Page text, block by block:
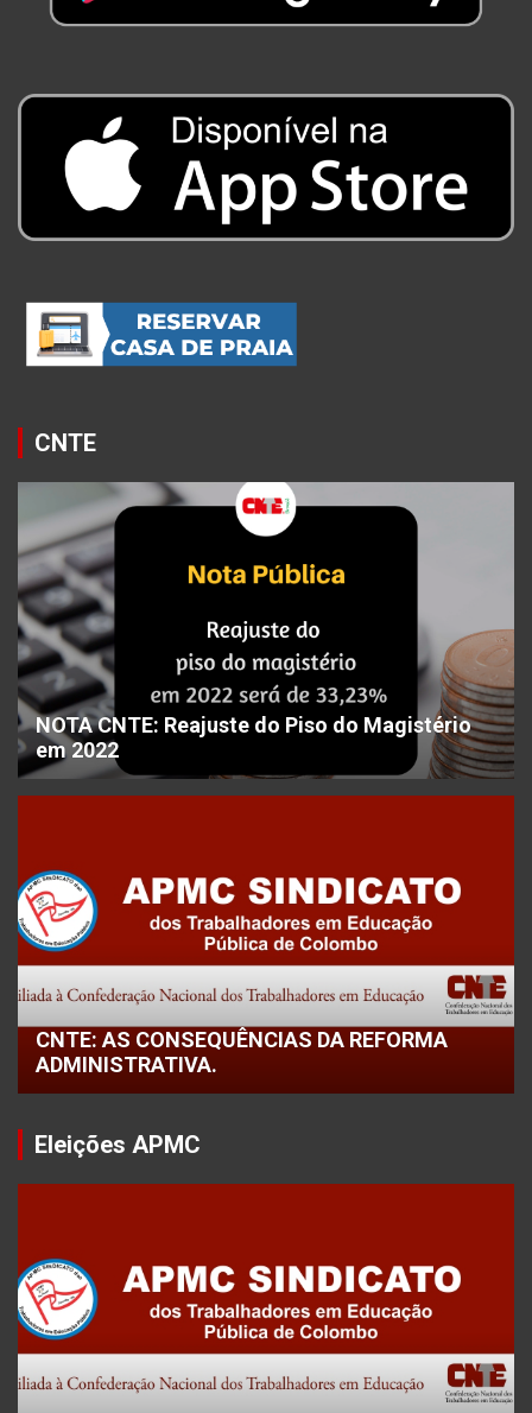
CNTE
NOTA CNTE: Reajuste do Piso do Magistério
em 2022
CNTE: AS CONSEQUÊNCIAS DA REFORMA
ADMINISTRATIVA.
Eleições APMC